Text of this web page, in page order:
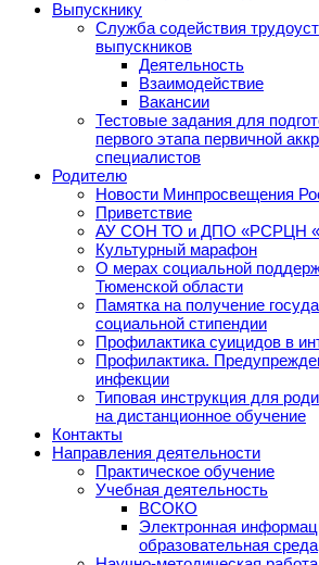
Выпускнику
Служба содействия
выпускников
Деятельность
Взаимодействие
Вакансии
Тестовые задания для
первого этапа первичной
специалистов
Родителю
Новости Минпросвещения
Приветствие
АУ СОН ТО и ДПО «РСРЦН
Культурный марафон
О мерах социальной
Тюменской области
Памятка на получение
социальной стипендии
Профилактика суицидов в
Профилактика.
инфекции
Типовая инструкция для
на дистанционное обучение
Контакты
Направления деятельности
Практическое обучение
Учебная деятельность
ВСОКО
Электронная
образовательная среда